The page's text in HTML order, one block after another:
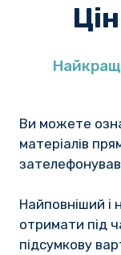
Ви можете
матеріалів
Найповніший і
отримати під
підсумкову